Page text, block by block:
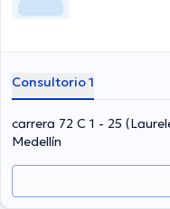
Consultorio 1
carrera 72 C 1 - 25
Medellín